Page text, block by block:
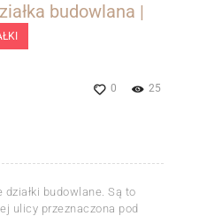
budowlana |
25
0
budowlane. Są to
ulicy przeznaczona pod